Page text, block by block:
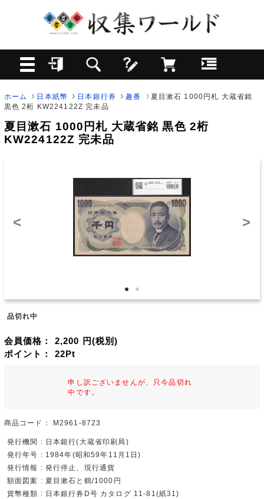
ホーム 日本紙幣 日本銀行券 趣番
夏目漱石 1000円札 大蔵省銘
黒色 2桁 KW224122Z 完未品
夏目漱石 1000円札 大蔵省銘 黒色 2桁
KW224122Z 完未品
< >
品切れ中
会員価格： 2,200 円(税別)
ポイント： 22Pt
申し訳ございませんが、只今品切れ
中です。
商品コード： M2961-8723
発行機関 : 日本銀行(大蔵省印刷局)
発行年号 : 1984年(昭和59年11月1日)
発行情報 : 発行停止、現行通貨
額面図案 : 夏目漱石と鶴/1000円
貨幣種類 : 日本銀行券D号 カタログ 11-81(紙31)